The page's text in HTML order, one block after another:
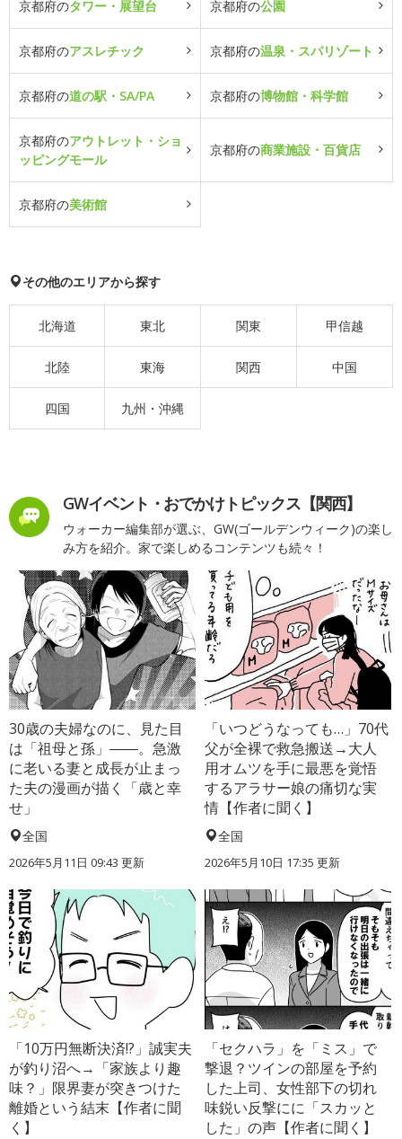
京都府のタワー・展望台 京都府の公園
京都府のアスレチック 京都府の温泉・スパリゾート
京都府の道の駅・SA/PA 京都府の博物館・科学館
京都府のアウトレット・ショ
ッピングモール
京都府の商業施設・百貨店
京都府の美術館
その他のエリアから探す
北海道 東北 関東 甲信越
北陸 東海 関西 中国
四国 九州・沖縄
GWイベント・おでかけトピックス【関西】
ウォーカー編集部が選ぶ、GW(ゴールデンウィーク)の楽し
み方を紹介。家で楽しめるコンテンツも続々！
30歳の夫婦なのに、見た目
は「祖母と孫」――。急激
に老いる妻と成長が止まっ
た夫の漫画が描く「歳と幸
せ」
全国
2026年5月11日 09:43 更新
「いつどうなっても…」70代
父が全裸で救急搬送→大人
用オムツを手に最悪を覚悟
するアラサー娘の痛切な実
情【作者に聞く】
全国
2026年5月10日 17:35 更新
「10万円無断決済!?」誠実夫
が釣り沼へ→「家族より趣
味？」限界妻が突きつけた
離婚という結末【作者に聞
く】
「セクハラ」を「ミス」で
撃退？ツインの部屋を予約
した上司、女性部下の切れ
味鋭い反撃にに「スカッと
した」の声【作者に聞く】